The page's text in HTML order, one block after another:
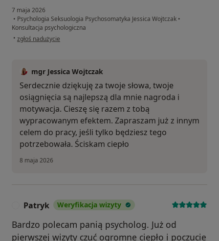
7 maja 2026
• Psychologia Seksuologia Psychosomatyka Jessica Wojtczak •
Konsultacja psychologiczna
• w opinii użytkownika Martyna
zgłoś nadużycie
mgr Jessica Wojtczak
Serdecznie dziękuję za twoje słowa, twoje
osiągnięcia są najlepszą dla mnie nagroda i
motywacja. Cieszę się razem z tobą
wypracowanym efektem. Zapraszam już z innym
celem do pracy, jeśli tylko będziesz tego
potrzebowała. Ściskam ciepło
8 maja 2026
Patryk Weryfikacja wizyty
Bardzo polecam panią psycholog. Już od
pierwszej wizyty czuć ogromne ciepło i poczucie